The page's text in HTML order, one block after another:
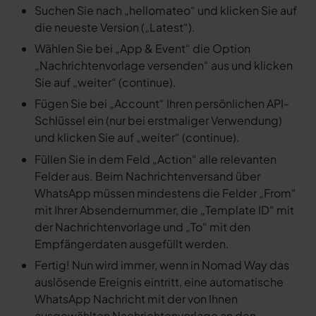
Suchen Sie nach „hellomateo“ und klicken Sie auf
die neueste Version („Latest“).
Wählen Sie bei „App & Event“ die Option
„Nachrichtenvorlage versenden“ aus und klicken
Sie auf „weiter“ (continue).
Fügen Sie bei „Account“ Ihren persönlichen API-
Schlüssel ein (nur bei erstmaliger Verwendung)
und klicken Sie auf „weiter“ (continue).
Füllen Sie in dem Feld „Action“ alle relevanten
Felder aus. Beim Nachrichtenversand über
WhatsApp müssen mindestens die Felder „From“
mit Ihrer Absendernummer, die „Template ID“ mit
der Nachrichtenvorlage und „To“ mit den
Empfängerdaten ausgefüllt werden.
Fertig! Nun wird immer, wenn in Nomad Way das
auslösende Ereignis eintritt, eine automatische
WhatsApp Nachricht mit der von Ihnen